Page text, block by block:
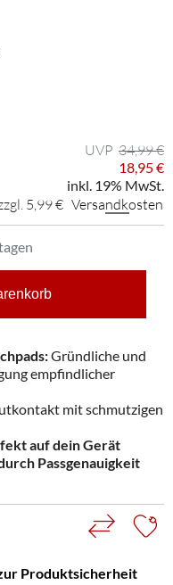
34,99 €
18,95 €
inkl. 19% MwSt.
5,99 € Versandkosten
Gründliche und
empfindlicher
mit schmutzigen
auf dein Gerät
Passgenauigkeit
Produktsicherheit